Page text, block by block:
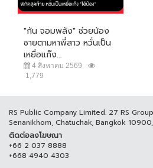
"กัน จอมพลัง" ช่วยน้อง
ชายตามหาพี่สาว หวั่นเป็น
เหยื่อแก๊ง...
4 สิงหาคม 2569
1,779
RS Public Company Limited. 27 RS
Senanikhom, Chatuchak, Bangkok
ติดต่อลงโฆษณา
+66 2 037 8888
+668 4940 4303